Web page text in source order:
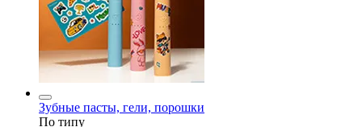
Зубные пасты, гели, порошки
По типу